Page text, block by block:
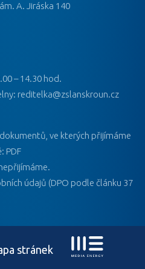
A. Jiráska 140
– 14.30 hod.
reditelka@zslanskroun.cz
ve kterých přijímáme
PDF
údajů (DPO podle článku 37
stránek